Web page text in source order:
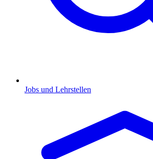
Jobs und Lehrstellen